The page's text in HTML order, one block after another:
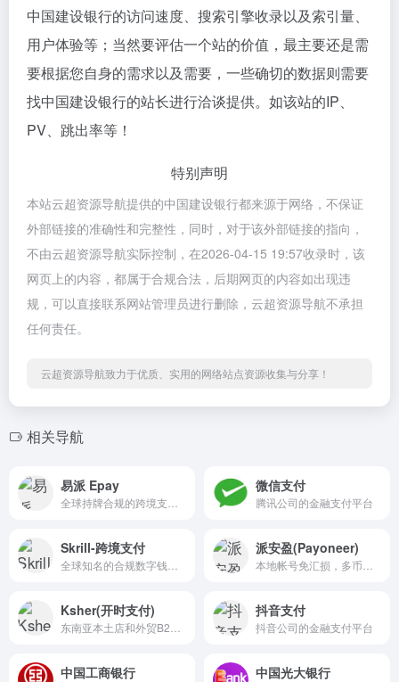
中国建设银行的访问速度、搜索引擎收录以及索引量、
用户体验等；当然要评估一个站的价值，最主要还是需
要根据您自身的需求以及需要，一些确切的数据则需要
找中国建设银行的站长进行洽谈提供。如该站的IP、
PV、跳出率等！
特别声明
本站云超资源导航提供的中国建设银行都来源于网络，不保证
外部链接的准确性和完整性，同时，对于该外部链接的指向，
不由云超资源导航实际控制，在2026-04-15 19:57收录时，该
网页上的内容，都属于合规合法，后期网页的内容如出现违
规，可以直接联系网站管理员进行删除，云超资源导航不承担
任何责任。
云超资源导航致力于优质、实用的网络站点资源收集与分享！
相关导航
易派 Epay 微信支付
腾讯公司的金融支付平台
Skrill-跨境支付 派安盈(Payoneer)
Ksher(开时支付) 抖音支付
抖音公司的金融支付平台
中国工商银行 中国光大银行